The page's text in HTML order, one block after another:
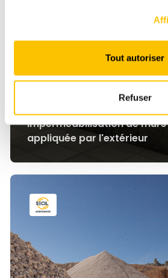
Tout autoriser
Refuser
Imperméabilisation de
appliquée par l'extérieur